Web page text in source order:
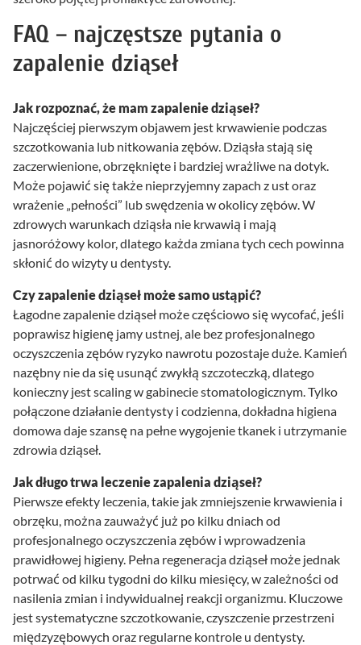
FAQ – najczęstsze pytania o
zapalenie dziąseł
Jak rozpoznać, że mam zapalenie dziąseł?
Najczęściej pierwszym objawem jest krwawienie podczas
szczotkowania lub nitkowania zębów. Dziąsła stają się
zaczerwienione, obrzęknięte i bardziej wrażliwe na dotyk.
Może pojawić się także nieprzyjemny zapach z ust oraz
wrażenie „pełności” lub swędzenia w okolicy zębów. W
zdrowych warunkach dziąsła nie krwawią i mają
jasnoróżowy kolor, dlatego każda zmiana tych cech powinna
skłonić do wizyty u dentysty.
Czy zapalenie dziąseł może samo ustąpić?
Łagodne zapalenie dziąseł może częściowo się wycofać, jeśli
poprawisz higienę jamy ustnej, ale bez profesjonalnego
oczyszczenia zębów ryzyko nawrotu pozostaje duże. Kamień
nazębny nie da się usunąć zwykłą szczoteczką, dlatego
konieczny jest scaling w gabinecie stomatologicznym. Tylko
połączone działanie dentysty i codzienna, dokładna higiena
domowa daje szansę na pełne wygojenie tkanek i utrzymanie
zdrowia dziąseł.
Jak długo trwa leczenie zapalenia dziąseł?
Pierwsze efekty leczenia, takie jak zmniejszenie krwawienia i
obrzęku, można zauważyć już po kilku dniach od
profesjonalnego oczyszczenia zębów i wprowadzenia
prawidłowej higieny. Pełna regeneracja dziąseł może jednak
potrwać od kilku tygodni do kilku miesięcy, w zależności od
nasilenia zmian i indywidualnej reakcji organizmu. Kluczowe
jest systematyczne szczotkowanie, czyszczenie przestrzeni
międzyzębowych oraz regularne kontrole u dentysty.